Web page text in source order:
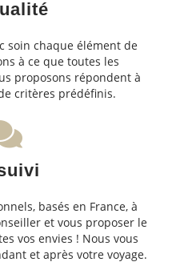
soin chaque élément de
à ce que toutes les
proposons répondent à
critères prédéfinis.
basés en France, à
et vous proposer le
vos envies ! Nous vous
et après votre voyage.